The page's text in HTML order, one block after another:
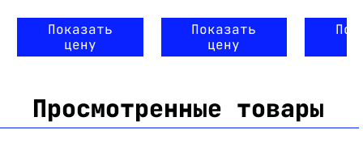
Показать
цену
Показать
цену
Просмотренные товары